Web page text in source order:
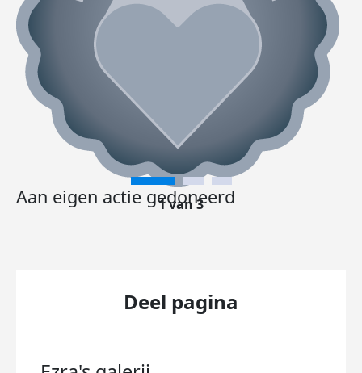
Aan eigen actie gedoneerd
1 van 3
Deel pagina